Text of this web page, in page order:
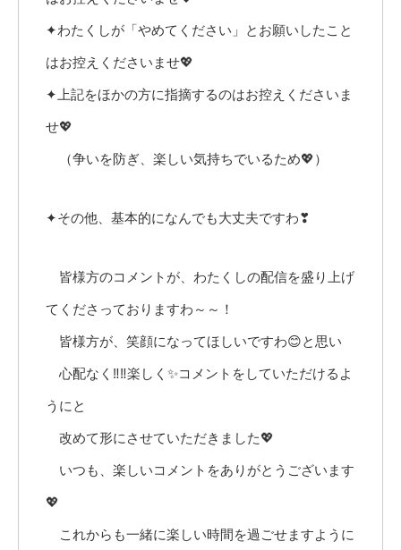
✦わたくしが「やめてください」とお願いしたこと
はお控えくださいませ💖
✦上記をほかの方に指摘するのはお控えくださいま
せ💖
（争いを防ぎ、楽しい気持ちでいるため💖）
✦その他、基本的になんでも大丈夫ですわ❣
皆様方のコメントが、わたくしの配信を盛り上げ
てくださっておりますわ～～！
皆様方が、笑顔になってほしいですわ😊と思い
心配なく‼️‼️楽しく✨コメントをしていただけるよ
うにと
改めて形にさせていただきました💖
いつも、楽しいコメントをありがとうございます
💖
これからも一緒に楽しい時間を過ごせますように